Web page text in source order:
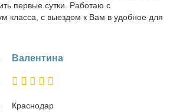
первые сутки. Работаю с
класса, с выездом к Вам в удобное для
Ва­лен­ти­на
Крас­но­дар